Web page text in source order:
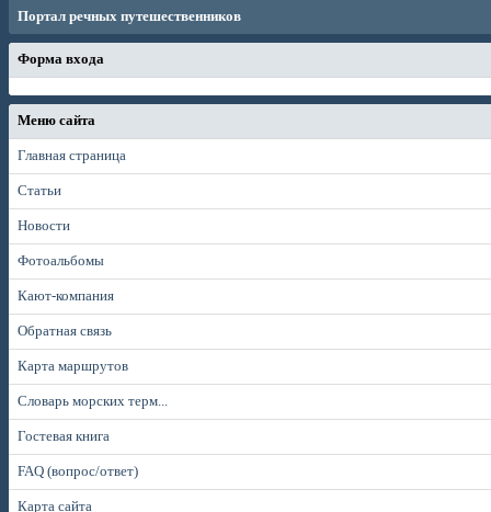
Портал речных путешественников
Форма входа
Меню сайта
Главная страница
Статьи
Новости
Фотоальбомы
Кают-компания
Обратная связь
Карта маршрутов
Словарь морских терм...
Гостевая книга
FAQ (вопрос/ответ)
Карта сайта